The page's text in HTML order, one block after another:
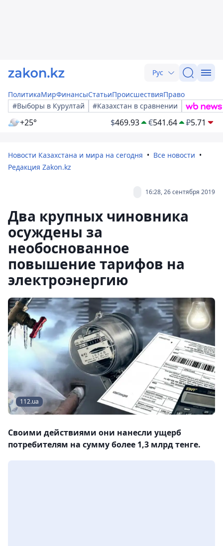
Рус
ПолитикаМирФинансыСтатьиПроисшествияПраво
#Выборы в Курултай
#Казахстан в сравнении
+25° $469.93 €541.64 ₽5.71
Новости Казахстана и мира на сегодня
Все новости
Редакция Zakon.kz
16:28, 26 сентября 2019
Два крупных чиновника
осуждены за
необоснованное
повышение тарифов на
электроэнергию
112.ua
Своими действиями они нанесли ущерб
потребителям на сумму более 1,3 млрд тенге.